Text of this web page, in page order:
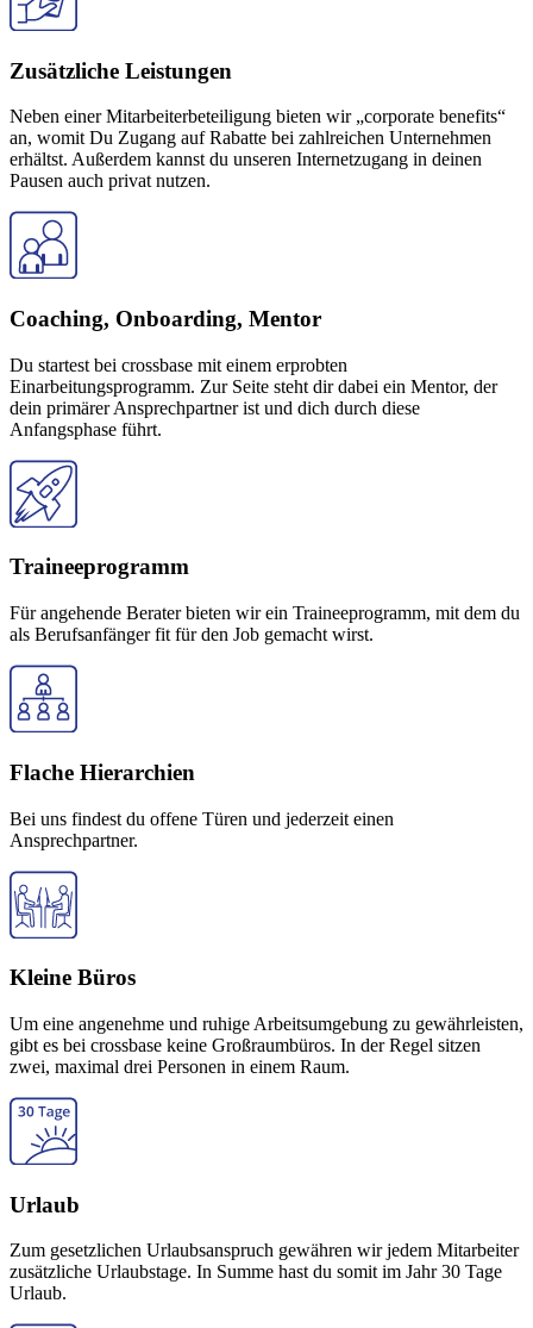
Zusätzliche Leistungen
Neben einer Mitarbeiterbeteiligung bieten wir „corporate benefits“
an, womit Du Zugang auf Rabatte bei zahlreichen Unternehmen
erhältst. Außerdem kannst du unseren Internetzugang in deinen
Pausen auch privat nutzen.
Coaching, Onboarding, Mentor
Du startest bei crossbase mit einem erprobten
Einarbeitungsprogramm. Zur Seite steht dir dabei ein Mentor, der
dein primärer Ansprechpartner ist und dich durch diese
Anfangsphase führt.
Traineeprogramm
Für angehende Berater bieten wir ein Traineeprogramm, mit dem du
als Berufsanfänger fit für den Job gemacht wirst.
Flache Hierarchien
Bei uns findest du offene Türen und jederzeit einen
Ansprechpartner.
Kleine Büros
Um eine angenehme und ruhige Arbeitsumgebung zu gewährleisten,
gibt es bei crossbase keine Großraumbüros. In der Regel sitzen
zwei, maximal drei Personen in einem Raum.
Urlaub
Zum gesetzlichen Urlaubsanspruch gewähren wir jedem Mitarbeiter
zusätzliche Urlaubstage. In Summe hast du somit im Jahr 30 Tage
Urlaub.